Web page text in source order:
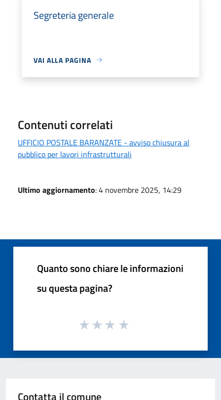
Segreteria generale
VAI ALLA PAGINA
Contenuti correlati
UFFICIO POSTALE BARANZATE - avviso chiusura al
pubblico per lavori infrastrutturali
Ultimo aggiornamento: 4 novembre 2025, 14:29
Quanto sono chiare le informazioni
su questa pagina?
Contatta il comune